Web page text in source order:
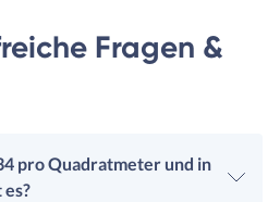
Fragen &
pro Quadratmeter und in